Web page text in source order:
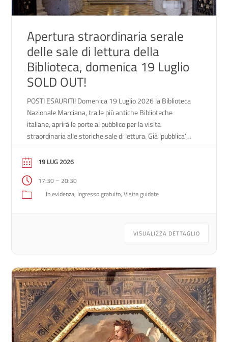
Apertura straordinaria serale
delle sale di lettura della
Biblioteca, domenica 19 Luglio
SOLD OUT!
POSTI ESAURITI! Domenica 19 Luglio 2026 la Biblioteca
Nazionale Marciana, tra le più antiche Biblioteche
italiane, aprirà le porte al pubblico per la visita
straordinaria alle storiche sale di lettura. Già ‘pubblica’
concepì il progetto di una biblioteca aperta nel cuore della
Repubblica di Venezia, la Biblioteca […]
19 LUG 2026
17:30 – 20:30
In evidenza Ingresso gratuito Visite guidate
VISUALIZZA DETTAGLIO